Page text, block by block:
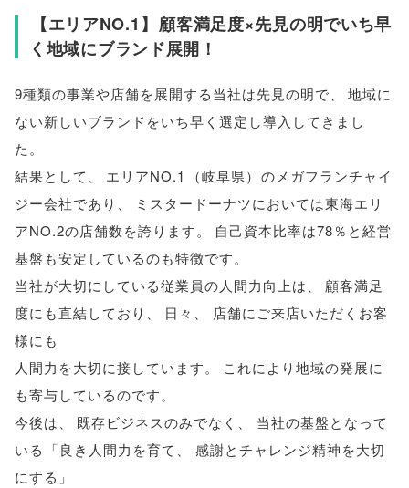
【エリアNO.1 】 顧客満足度×先見の明でいち早
く地域にブランド展開！
9種類の事業や店舗を展開する当社は先見の明で
地域に
ない新しいブランドをいち早く選定し導入してきまし
た 。
結果として
エリアNO.1 （岐阜県） のメガフランチャイ
ジー会社であり
ミスタードーナツにおいては東海エリ
アNO.2の店舗数を誇ります。
自己資本比率は78％と経営
基盤も安定しているのも特徴です。
当社が大切にしている従業員の人間力向上は
顧客満足
度にも直結しており
日々
店舗にご来店いただくお客
様にも
人間力を大切に接しています。
これにより地域の発展に
も寄与しているのです。
今後は
既存ビジネスのみでなく
当社の基盤となって
いる
「良き人間力を育て
感謝とチャレンジ精神を大切
にする 」